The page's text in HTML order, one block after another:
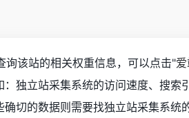
询该站的相关权重信息，可以点击"
独立站采集系统的访问速度、搜
切的数据则需要找独立站采集系统